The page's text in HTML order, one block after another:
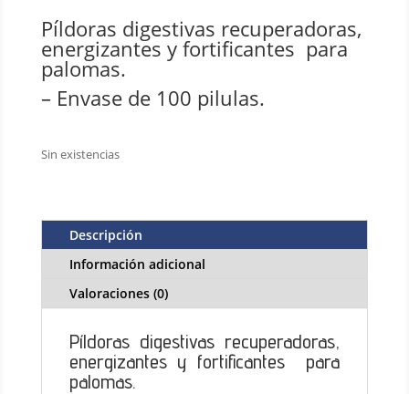
Píldoras digestivas recuperadoras,
energizantes y fortificantes para
palomas.
– Envase de 100 pilulas.
Sin existencias
Descripción
Información adicional
Valoraciones (0)
Píldoras digestivas recuperadoras,
energizantes y fortificantes para
palomas.